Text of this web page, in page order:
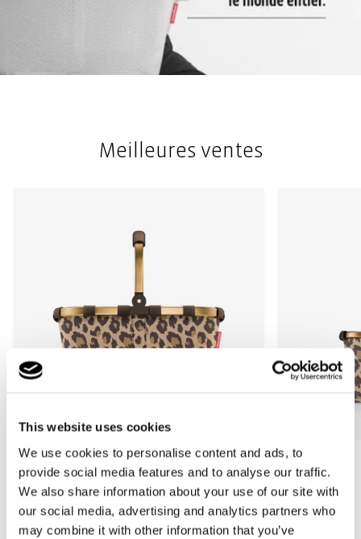
This website uses cookies
We use cookies to personalise content and ads, to
provide social media features and to analyse our traffic.
We also share information about your use of our site with
our social media, advertising and analytics partners who
may combine it with other information that you’ve
Meilleures ventes
Bestseller
carrybag
leo macchiato
Bestseller
carrybag XS
leo macchiato